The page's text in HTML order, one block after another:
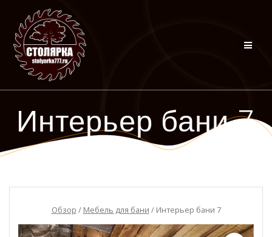
Интерьер бани 7
Обзор / Мебель для бани / Интерьер бани 7